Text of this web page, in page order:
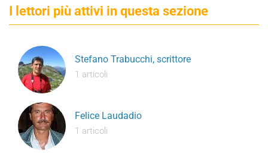
I lettori più attivi in questa sezione
Stefano Trabucchi, scrittore
1 articoli
Felice Laudadio
1 articoli